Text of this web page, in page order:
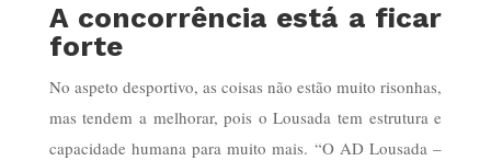
A concorrência está a ficar
forte
No aspeto desportivo, as coisas não estão muito risonhas,
mas tendem a melhorar, pois o Lousada tem estrutura e
capacidade humana para muito mais. “O AD Lousada –